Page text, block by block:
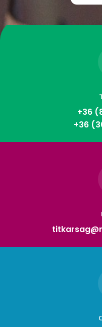
+36
+36